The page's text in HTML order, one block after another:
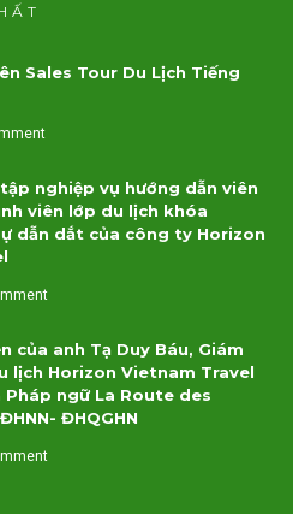
Sales Tour Du Lịch Tiếng
nghiệp vụ hướng dẫn viên
viên lớp du lịch khóa
dẫn dắt của công ty Horizon
của anh Tạ Duy Báu, Giám
lịch Horizon Vietnam Travel
Pháp ngữ La Route des
ĐHQGHN